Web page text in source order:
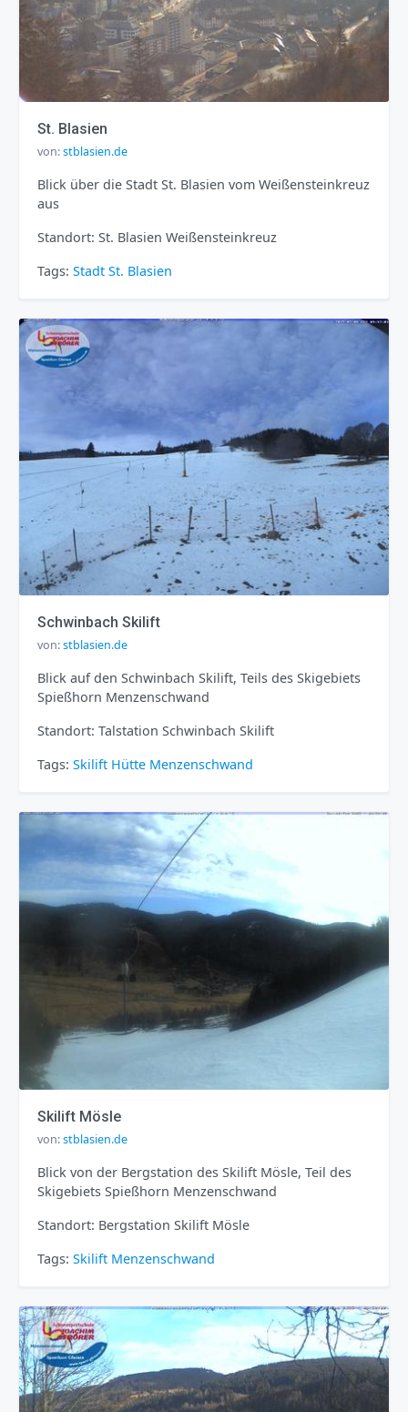
St. Blasien
von:stblasien.de
Blick über die Stadt St. Blasien vom Weißensteinkreuz
aus
Standort: St. Blasien Weißensteinkreuz
Tags: Stadt St. Blasien
Schwinbach Skilift
von:stblasien.de
Blick auf den Schwinbach Skilift, Teils des Skigebiets
Spießhorn Menzenschwand
Standort: Talstation Schwinbach Skilift
Tags: Skilift Hütte Menzenschwand
Skilift Mösle
von:stblasien.de
Blick von der Bergstation des Skilift Mösle, Teil des
Skigebiets Spießhorn Menzenschwand
Standort: Bergstation Skilift Mösle
Tags: Skilift Menzenschwand